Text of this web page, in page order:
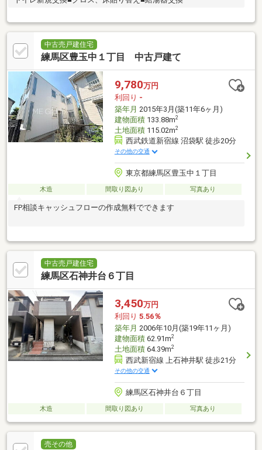
中古売戸建住宅
練馬区豊玉中１丁目 中古戸建て
9,780万円
利回り -
築年月 2015年3月(築11年6ヶ月)
建物面積133.88m2
土地面積115.02m2
西武鉄道新宿線 沼袋駅 徒歩20分
その他の交通
東京都練馬区豊玉中１丁目
木造 間取り図あり 写真あり
FP相談キャッシュフローの作成無料でできます
中古売戸建住宅
練馬区石神井台６丁目
3,450万円
利回り 5.56％
築年月 2006年10月(築19年11ヶ月)
建物面積62.91m2
土地面積64.39m2
西武新宿線 上石神井駅 徒歩21分
その他の交通
練馬区石神井台６丁目
木造 間取り図あり 写真あり
売その他